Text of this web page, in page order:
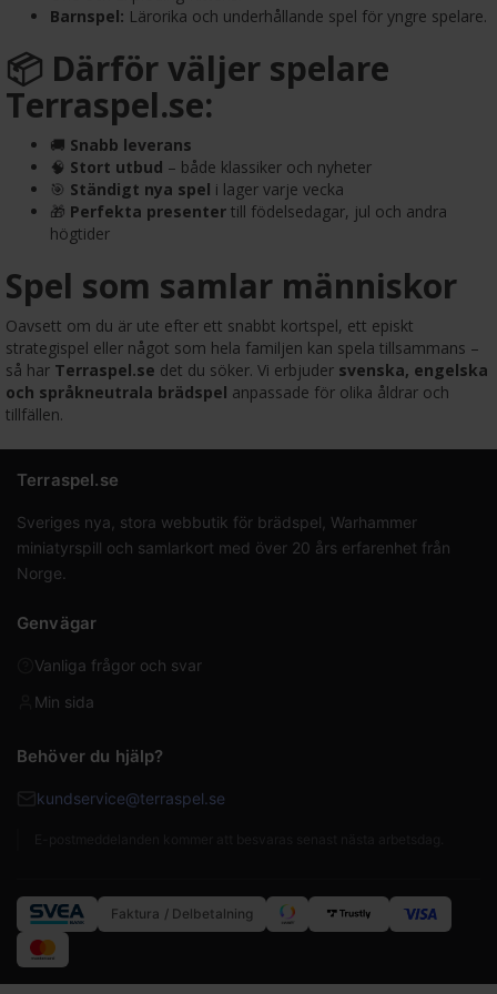
Barnspel: Lärorika och underhållande spel för yngre spelare.
📦 Därför väljer spelare
Terraspel.se:
🚚 Snabb leverans
🧠 Stort utbud – både klassiker och nyheter
🎯 Ständigt nya spel i lager varje vecka
🎁 Perfekta presenter till födelsedagar, jul och andra
högtider
Spel som samlar människor
Oavsett om du är ute efter ett snabbt kortspel, ett episkt
strategispel eller något som hela familjen kan spela tillsammans –
så har Terraspel.se det du söker. Vi erbjuder svenska, engelska
och språkneutrala brädspel anpassade för olika åldrar och
tillfällen.
Terraspel.se
Sveriges nya, stora webbutik för brädspel, Warhammer
miniatyrspill och samlarkort med över 20 års erfarenhet från
Norge.
Genvägar
Vanliga frågor och svar
Min sida
Behöver du hjälp?
kundservice@terraspel.se
Faktura / Delbetalning